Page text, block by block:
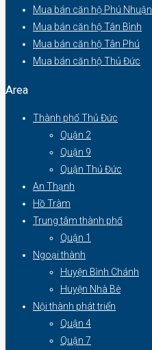
Mua bán căn hộ Phú Nhuận
Mua bán căn hộ Tân Bình
Mua bán căn hộ Tân Phú
Mua bán căn hộ Thủ Đức
Area
Thành phố Thủ Đức
Quận 2
Quận 9
Quận Thủ Đức
An Thạnh
Hồ Tràm
Trung tâm thành phố
Quận 1
Ngoại thành
Huyện Bình Chánh
Huyện Nhà Bè
Nội thành phát triển
Quận 4
Quận 7